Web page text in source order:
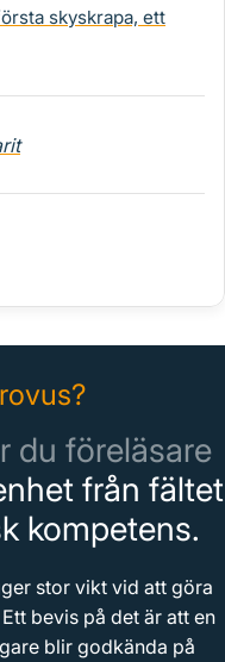
skyskrapa, ett
du föreläsare
från fältet
kompetens.
stor vikt vid att göra
bevis på det är att en
blir godkända på